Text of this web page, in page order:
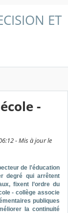
ET
-
- Mis à jour le
de l'éducation
degré qui arrêtent
fixent l’ordre du
- collège associe
publiques
la continuité